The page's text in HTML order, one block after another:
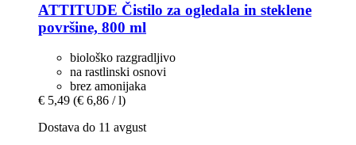
ATTITUDE Čistilo za ogledala in steklene
površine, 800 ml
biološko razgradljivo
na rastlinski osnovi
brez amonijaka
€ 5,49 (€ 6,86 / l)
Dostava do 11 avgust